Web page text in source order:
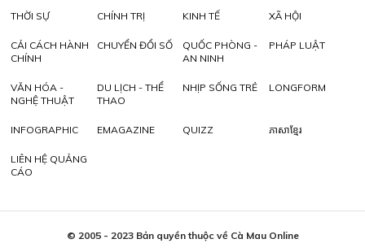
THỜI SỰ CHÍNH TRỊ KINH TẾ XÃ HỘI
CẢI CÁCH HÀNH
CHÍNH
CHUYỂN ĐỔI SỐ
QUỐC PHÒNG -
AN NINH
PHÁP LUẬT
VĂN HÓA -
NGHỆ THUẬT
DU LỊCH - THỂ
THAO
NHỊP SỐNG TRẺ LONGFORM
INFOGRAPHIC EMAGAZINE QUIZZ ភាសាខ្មែរ
LIÊN HỆ QUẢNG
CÁO
© 2005 - 2023 Bản quyền thuộc về Cà Mau Online